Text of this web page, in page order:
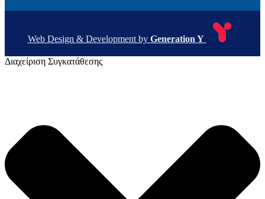
Web Design & Development by Generation Y
Διαχείριση Συγκατάθεσης